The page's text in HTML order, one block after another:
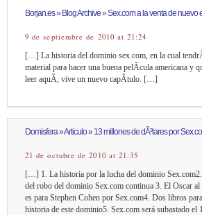
Borjan.es » Blog Archive » Sex.com a la venta de nuevo
9 de septiembre de 2010 at 21:24
[…] La historia del dominio sex.com, en la cual
material para hacer una buena pelÃ­cula americana y
leer aquÃ­, vive un nuevo capÃ­tulo. […]
Domisfera » Articulo » 13 millones de dÃ³lares por
21 de octubre de 2010 at 21:35
[…] 1. La historia por la lucha del dominio
del robo del dominio Sex.com continua 3. El Oscar al
es para Stephen Cohen por Sex.com4. Dos libros
historia de este dominio5. Sex.com será subastado el